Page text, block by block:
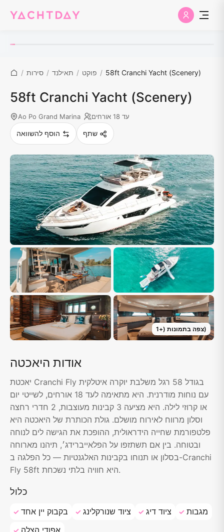
/ סירות / תאילנד / פוקט / 58ft Cranchi Yacht (Scenery)
58ft Cranchi Yacht (Scenery)
Ao Po Grand Marina עד 18 אורחים
הוסף להשוואה שתף
צפה בתמונות (+
1 )
אודות היאכטה
יאכטת Cranchi Fly בגודל 58 רגל משלבת יוקרה איטלקית
עם נוחות מודרנית. היא מתאימה לעד 18 אורחים, לשייטי יום
או קרוזי לילה. היא מציעה 3 קבינות מעוצבות, 2 חדרי רחצה
וסלון מרווח לאירוח מושלם. גולת הכותרת של היאכטה היא
פלטפורמת שחייה הידראולית, ההופכת את הגישה לים לנוחה
ובטוחה. בין אם תשתזפו על הפלאייברידג׳, תיהנו מארוחה
בסלון או תנוחו בקבינות האלגנטיות — כל הפלגה ב-Cranchi
Fly 58ft היא חוויה בלתי נשכחת.
כלול
בקבוק יין אחד ציוד שנורקלינג ציוד דיג
מגבות